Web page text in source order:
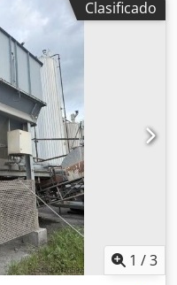
€, sin IVA. Dedsxw H
Clasificado
1 /3